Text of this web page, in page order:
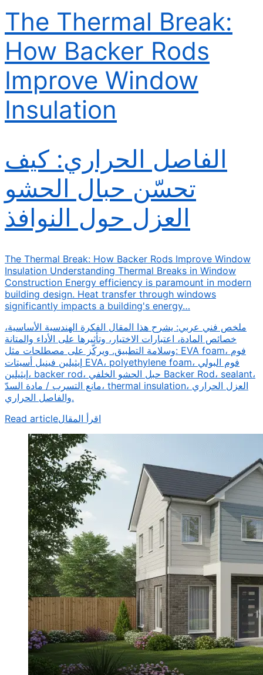
The Thermal Break:
How Backer Rods
Improve Window
Insulation
الفاصل الحراري: كيف
تحسّن حبال الحشو
العزل حول النوافذ
The Thermal Break: How Backer Rods Improve Window
Insulation Understanding Thermal Breaks in Window
Construction Energy efficiency is paramount in modern
building design. Heat transfer through windows
significantly impacts a building's energy…
ملخص فني عربي: يشرح هذا المقال الفكرة الهندسية الأساسية،
خصائص المادة، اعتبارات الاختيار، وتأثيرها على الأداء والمتانة
وسلامة التطبيق. ويركّز على مصطلحات مثل: EVA foam، فوم
إيثيلين فينيل أسيتات EVA، polyethylene foam، فوم البولي
إيثيلين، backer rod، حبل الحشو الخلفي Backer Rod، sealant،
مانع التسرب / مادة السدّ، thermal insulation، العزل الحراري
والفاصل الحراري.
Read articleاقرأ المقال